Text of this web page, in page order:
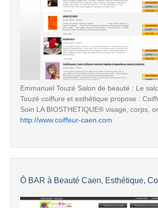
Emmanuel Touzé Salon de beauté : Le
Touzé coiffure et esthétique propose :
Soin LA BIOSTHETIQUE® visage, corps,
http://www.coiffeur-caen.com
Ô BAR à Beauté Caen, Esthétique,